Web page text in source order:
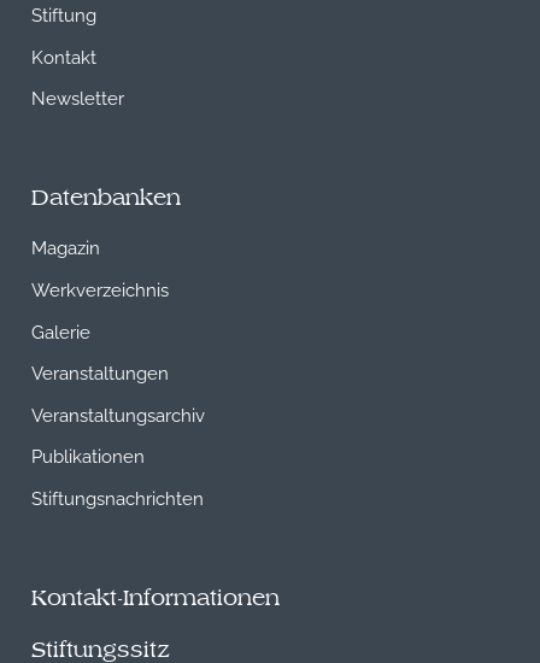
Stiftung
Kontakt
Newsletter
Datenbanken
Magazin
Werkverzeichnis
Galerie
Veranstaltungen
Veranstaltungsarchiv
Publikationen
Stiftungsnachrichten
Kontakt-Informationen
Stiftungssitz